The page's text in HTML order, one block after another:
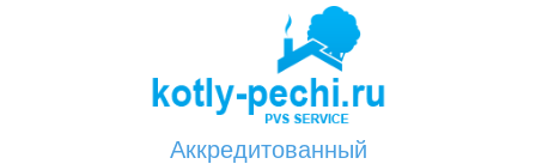
Аккредитованный